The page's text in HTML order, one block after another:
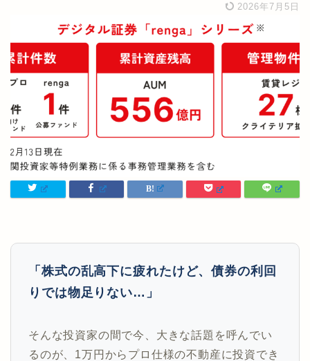
2026年7月5日
「株式の乱高下に疲れたけど、債券の利回
りでは物足りない…」
そんな投資家の間で今、大きな話題を呼んでい
るのが、1万円からプロ仕様の不動産に投資でき